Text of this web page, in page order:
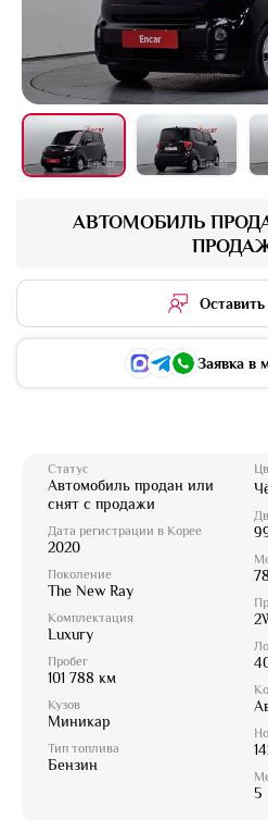
АВТОМОБИЛЬ
Оставить
Заявка в
Статус
Автомобиль продан или
снят с продажи
Дата регистрации в Корее
2020
Поколение
The New Ray
Комплектация
Luxury
Пробег
101 788 км
Кузов
Миникар
Тип топлива
Бензин
5